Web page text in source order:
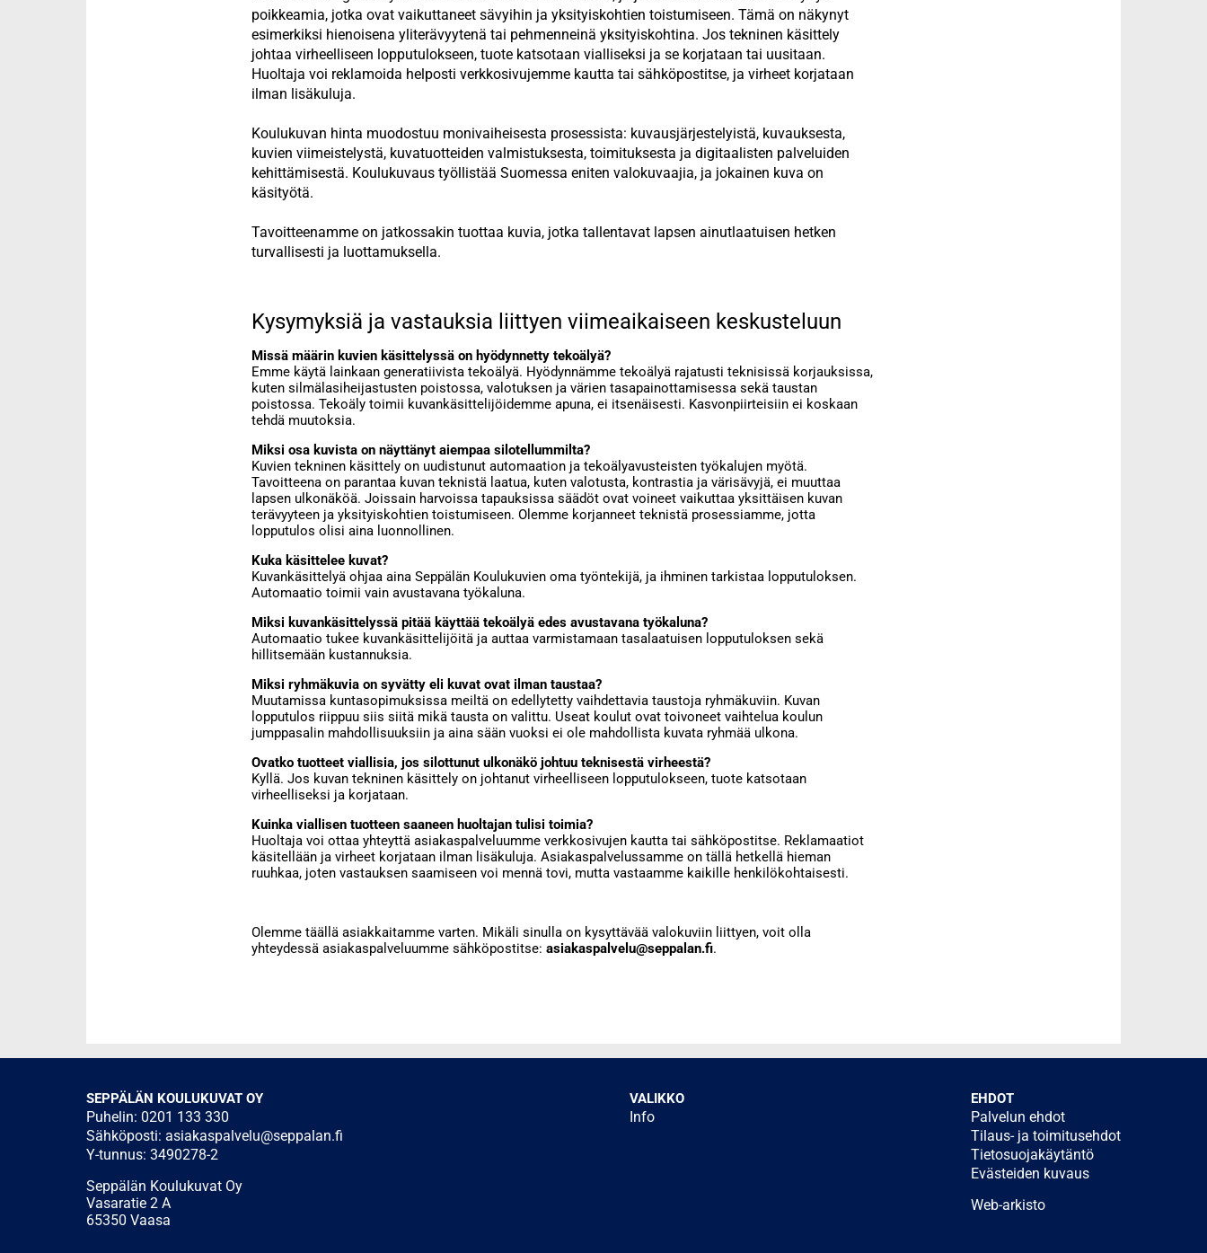
poikkeamia, jotka ovat vaikuttaneet sävyihin ja yksityiskohtien toistumiseen. Tämä on näkynyt
esimerkiksi hienoisena yliterävyytenä tai pehmenneinä yksityiskohtina. Jos tekninen käsittely
johtaa virheelliseen lopputulokseen, tuote katsotaan vialliseksi ja se korjataan tai uusitaan.
Huoltaja voi reklamoida helposti verkkosivujemme kautta tai sähköpostitse, ja virheet korjataan
ilman lisäkuluja.
Koulukuvan hinta muodostuu monivaiheisesta prosessista: kuvausjärjestelyistä, kuvauksesta,
kuvien viimeistelystä, kuvatuotteiden valmistuksesta, toimituksesta ja digitaalisten palveluiden
kehittämisestä. Koulukuvaus työllistää Suomessa eniten valokuvaajia, ja jokainen kuva on
käsityötä.
Tavoitteenamme on jatkossakin tuottaa kuvia, jotka tallentavat lapsen ainutlaatuisen hetken
turvallisesti ja luottamuksella.
Kysymyksiä ja vastauksia liittyen viimeaikaiseen keskusteluun
Missä määrin kuvien käsittelyssä on hyödynnetty tekoälyä?
Emme käytä lainkaan generatiivista tekoälyä. Hyödynnämme tekoälyä rajatusti teknisissä korjauksissa,
kuten silmälasiheijastusten poistossa, valotuksen ja värien tasapainottamisessa sekä taustan
poistossa. Tekoäly toimii kuvankäsittelijöidemme apuna, ei itsenäisesti. Kasvonpiirteisiin ei koskaan
tehdä muutoksia.
Miksi osa kuvista on näyttänyt aiempaa silotellummilta?
Kuvien tekninen käsittely on uudistunut automaation ja tekoälyavusteisten työkalujen myötä.
Tavoitteena on parantaa kuvan teknistä laatua, kuten valotusta, kontrastia ja värisävyjä, ei muuttaa
lapsen ulkonäköä. Joissain harvoissa tapauksissa säädöt ovat voineet vaikuttaa yksittäisen kuvan
terävyyteen ja yksityiskohtien toistumiseen. Olemme korjanneet teknistä prosessiamme, jotta
lopputulos olisi aina luonnollinen.
Kuka käsittelee kuvat?
Kuvankäsittelyä ohjaa aina Seppälän Koulukuvien oma työntekijä, ja ihminen tarkistaa lopputuloksen.
Automaatio toimii vain avustavana työkaluna.
Miksi kuvankäsittelyssä pitää käyttää tekoälyä edes avustavana työkaluna?
Automaatio tukee kuvankäsittelijöitä ja auttaa varmistamaan tasalaatuisen lopputuloksen sekä
hillitsemään kustannuksia.
Miksi ryhmäkuvia on syvätty eli kuvat ovat ilman taustaa?
Muutamissa kuntasopimuksissa meiltä on edellytetty vaihdettavia taustoja ryhmäkuviin. Kuvan
lopputulos riippuu siis siitä mikä tausta on valittu. Useat koulut ovat toivoneet vaihtelua koulun
jumppasalin mahdollisuuksiin ja aina sään vuoksi ei ole mahdollista kuvata ryhmää ulkona.
Ovatko tuotteet viallisia, jos silottunut ulkonäkö johtuu teknisestä virheestä?
Kyllä. Jos kuvan tekninen käsittely on johtanut virheelliseen lopputulokseen, tuote katsotaan
virheelliseksi ja korjataan.
Kuinka viallisen tuotteen saaneen huoltajan tulisi toimia?
Huoltaja voi ottaa yhteyttä asiakaspalveluumme verkkosivujen kautta tai sähköpostitse. Reklamaatiot
käsitellään ja virheet korjataan ilman lisäkuluja. Asiakaspalvelussamme on tällä hetkellä hieman
ruuhkaa, joten vastauksen saamiseen voi mennä tovi, mutta vastaamme kaikille henkilökohtaisesti.
Olemme täällä asiakkaitamme varten. Mikäli sinulla on kysyttävää valokuviin liittyen, voit olla
yhteydessä asiakaspalveluumme sähköpostitse: asiakaspalvelu@seppalan.fi.
SEPPÄLÄN KOULUKUVAT OY
Puhelin: 0201 133 330
Sähköposti: asiakaspalvelu@seppalan.fi
Y-tunnus: 3490278-2
Seppälän Koulukuvat Oy
Vasaratie 2 A
65350 Vaasa
VALIKKO
Info
EHDOT
Palvelun ehdot
Tilaus- ja toimitusehdot
Tietosuojakäytäntö
Evästeiden kuvaus
Web-arkisto